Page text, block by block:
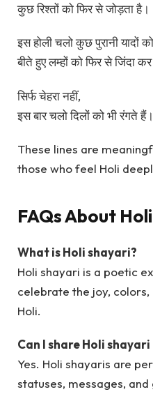
कुछ रिश्तों को फिर से जोड़ता है।
इस होली चलो कुछ पुरानी यादों
बीते हुए लम्हों को फिर से जिंदा
सिर्फ चेहरा नहीं,
इस बार चलो दिलों को भी रंगते हैं।
These lines are
those who feel Holi
FAQs About
What is Holi shayari?
Holi shayari is a poetic
celebrate the joy,
Holi.
Can I share Holi
Yes. Holi shayaris are
statuses, messages, and